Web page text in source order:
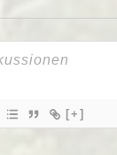
[+]